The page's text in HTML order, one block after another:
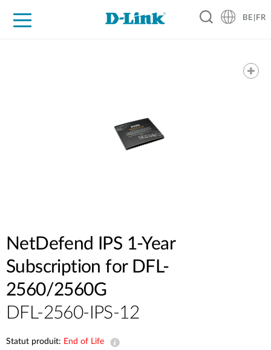
BE|FR
NetDefend IPS 1-Year
Subscription for DFL-
2560/2560G
DFL-2560-IPS-12
Statut produit: End of Life